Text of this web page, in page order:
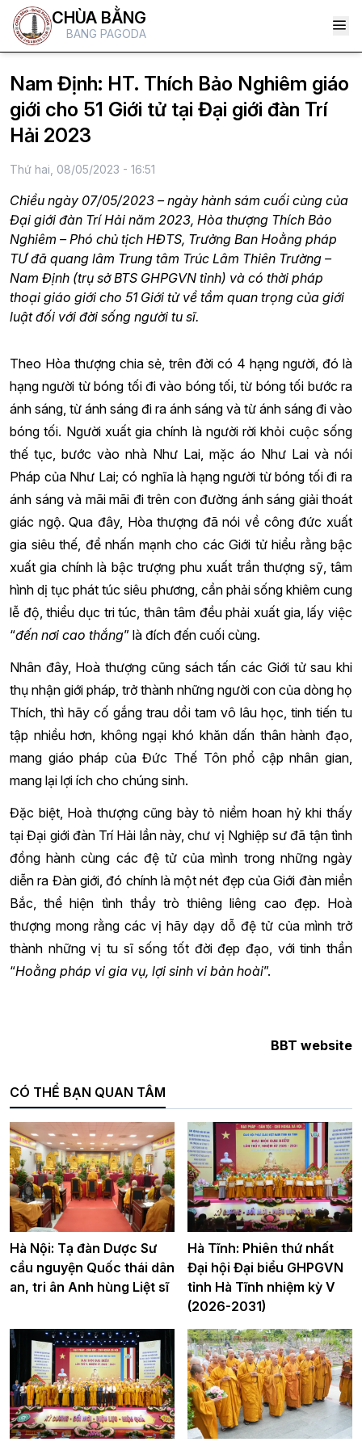
CHÙA BẰNG
BANG PAGODA
Nam Định: HT. Thích Bảo Nghiêm giáo
giới cho 51 Giới tử tại Đại giới đàn Trí
Hải 2023
Thứ hai, 08/05/2023 - 16:51
Chiều ngày 07/05/2023 – ngày hành sám cuối cùng của
Đại giới đàn Trí Hải năm 2023, Hòa thượng Thích Bảo
Nghiêm – Phó chủ tịch HĐTS, Trưởng Ban Hoằng pháp
TƯ đã quang lâm Trung tâm Trúc Lâm Thiên Trường –
Nam Định (trụ sở BTS GHPGVN tỉnh) và có thời pháp
thoại giáo giới cho 51 Giới tử về tầm quan trọng của giới
luật đối với đời sống người tu sĩ.
Theo Hòa thượng chia sẻ, trên đời có 4 hạng người, đó là
hạng người từ bóng tối đi vào bóng tối, từ bóng tối bước ra
ánh sáng, từ ánh sáng đi ra ánh sáng và từ ánh sáng đi vào
bóng tối. Người xuất gia chính là người rời khỏi cuộc sống
thế tục, bước vào nhà Như Lai, mặc áo Như Lai và nói
Pháp của Như Lai; có nghĩa là hạng người từ bóng tối đi ra
ánh sáng và mãi mãi đi trên con đường ánh sáng giải thoát
giác ngộ. Qua đây, Hòa thượng đã nói về công đức xuất
gia siêu thế, để nhấn mạnh cho các Giới tử hiểu rằng bậc
xuất gia chính là bậc trượng phu xuất trần thượng sỹ, tâm
hình dị tục phát túc siêu phương, cần phải sống khiêm cung
lễ độ, thiểu dục tri túc, thân tâm đều phải xuất gia, lấy việc
“đến nơi cao thắng” là đích đến cuối cùng.
Nhân đây, Hoà thượng cũng sách tấn các Giới tử sau khi
thụ nhận giới pháp, trở thành những người con của dòng họ
Thích, thì hãy cố gắng trau dồi tam vô lâu học, tinh tiến tu
tập nhiều hơn, không ngại khó khăn dấn thân hành đạo,
mang giáo pháp của Đức Thế Tôn phổ cập nhân gian,
mang lại lợi ích cho chúng sinh.
Đặc biệt, Hoà thượng cũng bày tỏ niềm hoan hỷ khi thấy
tại Đại giới đàn Trí Hải lần này, chư vị Nghiệp sư đã tận tình
đồng hành cùng các đệ tử của mình trong những ngày
diễn ra Đàn giới, đó chính là một nét đẹp của Giới đàn miền
Bắc, thể hiện tình thầy trò thiêng liêng cao đẹp. Hoà
thượng mong rằng các vị hãy dạy dỗ đệ tử của mình trở
thành những vị tu sĩ sống tốt đời đẹp đạo, với tinh thần
“Hoằng pháp vi gia vụ, lợi sinh vi bản hoài”.
BBT website
CÓ THỂ BẠN QUAN TÂM
Hà Nội: Tạ đàn Dược Sư
cầu nguyện Quốc thái dân
an, tri ân Anh hùng Liệt sĩ
Hà Tĩnh: Phiên thứ nhất
Đại hội Đại biểu GHPGVN
tỉnh Hà Tĩnh nhiệm kỳ V
(2026-2031)